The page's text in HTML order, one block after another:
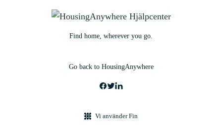
Find home, wherever you go.
Go back to HousingAnywhere
Vi använder Fin